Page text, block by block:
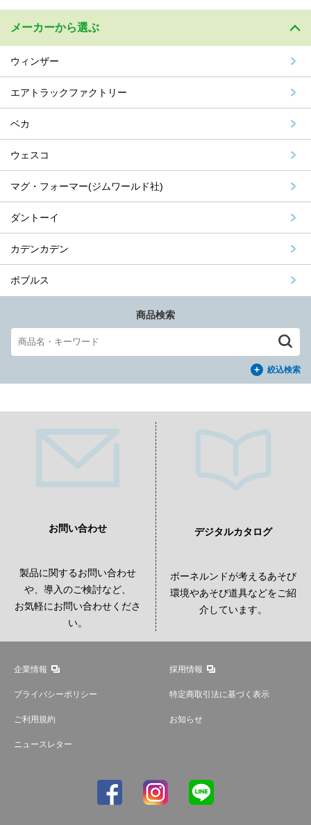
メーカーから選ぶ
ウィンザー
エアトラックファクトリー
ベカ
ウェスコ
マグ・フォーマー(ジムワールド社)
ダントーイ
カデンカデン
ボブルス
商品検索
絞込検索
お問い合わせ
製品に関するお問い合わせ
や、導入のご検討など、
お気軽にお問い合わせくださ
い。
デジタルカタログ
ボーネルンドが考えるあそび
環境やあそび道具などをご紹
介しています。
企業情報 採用情報
プライバシーポリシー 特定商取引法に基づく表示
ご利用規約 お知らせ
ニュースレター